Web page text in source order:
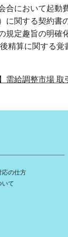
合において起
関する契約書
定趣旨の明確
算に関する
給調整市場
応の仕方
いて